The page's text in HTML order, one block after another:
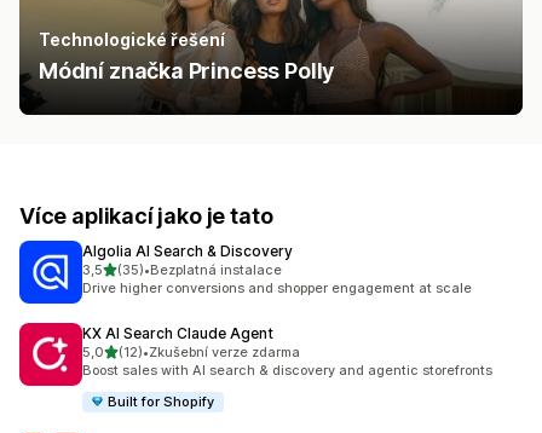
Technologické řešení
Módní značka Princess Polly
Více aplikací jako je tato
Algolia AI Search & Discovery
3,5z 5 hvězd
(35)
Celkový počet recenzí: 35
•Bezplatná instalace
Drive higher conversions and shopper engagement at scale
KX AI Search Claude Agent
5,0z 5 hvězd
(12)
Celkový počet recenzí: 12
•Zkušební verze zdarma
Boost sales with AI search & discovery and agentic storefronts
Built for Shopify